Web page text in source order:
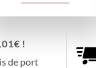
!
de port